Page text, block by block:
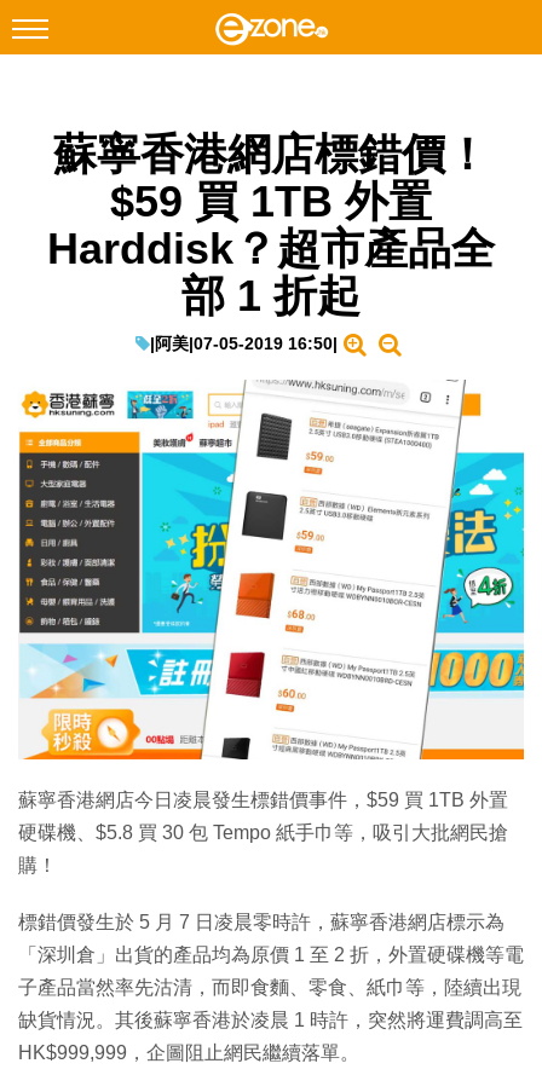
Facebook Instagram
網絡生活
IT Times
生成式AI與雲端應用
Enterprise Digital Transformation
特集
蘇寧香港網店標錯價！
$59 買 1TB 外置
Harddisk？超市產品全
部 1 折起
|阿美|07-05-2019 16:50|
蘇寧香港網店今日凌晨發生標錯價事件，$59 買 1TB 外置
硬碟機、$5.8 買 30 包 Tempo 紙手巾等，吸引大批網民搶
購！
標錯價發生於 5 月 7 日凌晨零時許，蘇寧香港網店標示為
「深圳倉」出貨的產品均為原價 1 至 2 折，外置硬碟機等電
子產品當然率先沽清，而即食麵、零食、紙巾等，陸續出現
缺貨情況。其後蘇寧香港於凌晨 1 時許，突然將運費調高至
HK$999,999，企圖阻止網民繼續落單。